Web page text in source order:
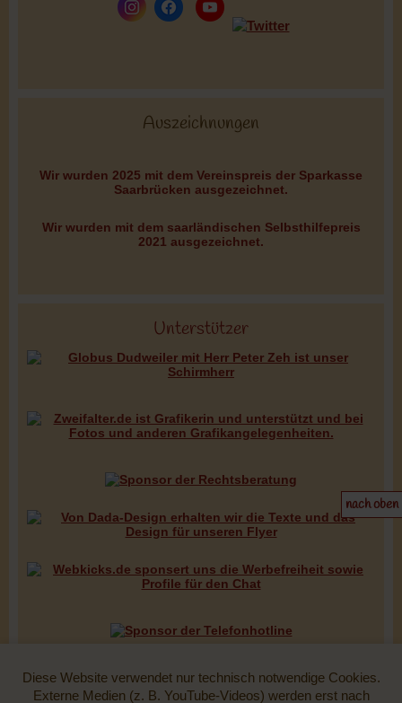
Auszeichnungen
Wir wurden 2025 mit dem Vereinspreis der Sparkasse
Saarbrücken ausgezeichnet.
Wir wurden mit dem saarländischen Selbsthilfepreis
2021 ausgezeichnet.
Unterstützer
nach oben
Diese Website verwendet nur technisch notwendige Cookies.
Externe Medien (z. B. YouTube-Videos) werden erst nach